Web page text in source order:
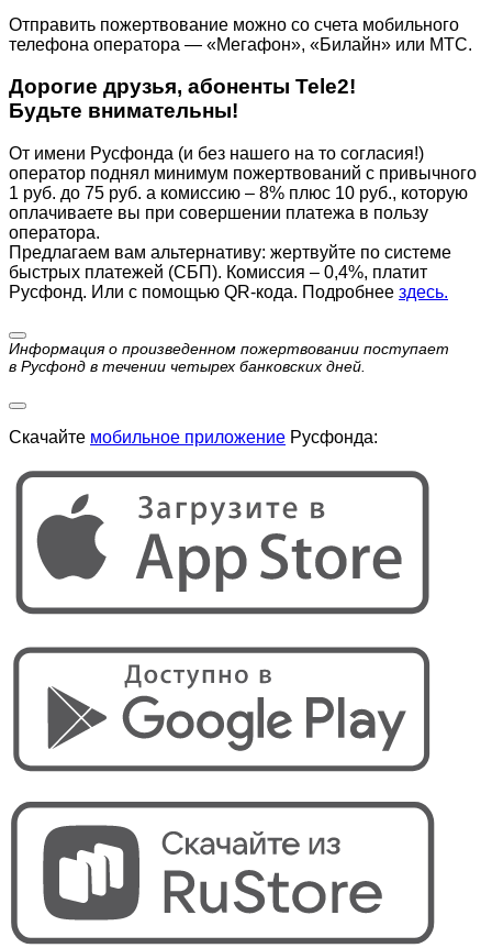
Отправить пожертвование можно со счета мобильного
телефона оператора — «Мегафон», «Билайн» или МТС.
Дорогие друзья, абоненты Tele2!
Будьте внимательны!
От имени Русфонда (и без нашего на то согласия!)
оператор поднял минимум пожертвований с привычного
1 руб. до 75 руб. а комиссию – 8% плюс 10 руб., которую
оплачиваете вы при совершении платежа в пользу
оператора.
Предлагаем вам альтернативу: жертвуйте по cистеме
быстрых платежей (СБП). Комиссия – 0,4%, платит
Русфонд. Или с помощью QR-кода. Подробнее здесь.
Информация о произведенном пожертвовании поступает
в Русфонд в течении четырех банковских дней.
Скачайте мобильное приложение Русфонда: